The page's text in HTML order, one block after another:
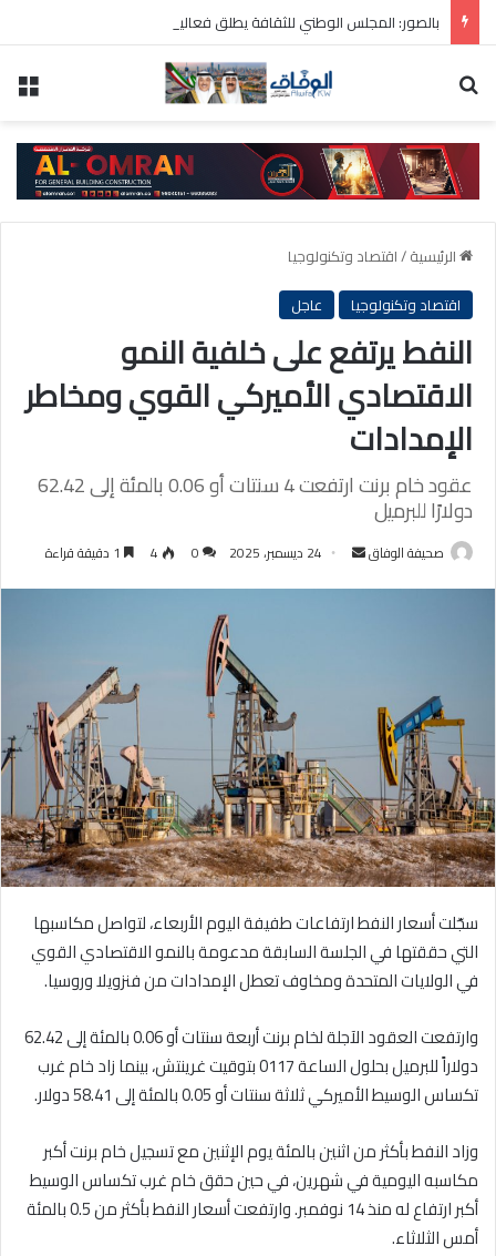
الرئيسية/اقتصاد وتكنولوجيا
اقتصاد وتكنولوجيا
عاجل
النفط يرتفع على خلفية النمو
الاقتصادي الأميركي القوي ومخاطر
الإمدادات
عقود خام برنت ارتفعت 4 سنتات أو 0.06 بالمئة إلى 62.42
دولارًا للبرميل
صحيفة الوفاق
أرسل 24 ديسمبر، 2025 0
4
سجّلت أسعار النفط ارتفاعات طفيفة اليوم الأربعاء، لتواصل مكاسبها
التي حققتها في الجلسة السابقة مدعومة بالنمو الاقتصادي القوي
في الولايات المتحدة ومخاوف تعطل الإمدادات من فنزويلا وروسيا.
وارتفعت العقود الآجلة لخام برنت أربعة سنتات أو 0.06 بالمئة إلى 62.42
دولاراً للبرميل بحلول الساعة 0117 بتوقيت غرينتش، بينما زاد خام غرب
تكساس الوسيط الأميركي ثلاثة سنتات أو 0.05 بالمئة إلى 58.41 دولار.
وزاد النفط بأكثر من اثنين بالمئة يوم الإثنين مع تسجيل خام برنت أكبر
مكاسبه اليومية في شهرين، في حين حقق خام غرب تكساس الوسيط
أكبر ارتفاع له منذ 14 نوفمبر. وارتفعت أسعار النفط بأكثر من 0.5 بالمئة
أمس الثلاثاء.